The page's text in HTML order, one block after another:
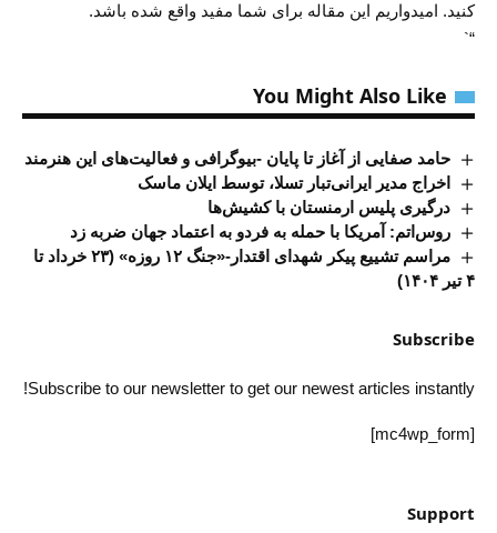
کنید. امیدواریم این مقاله برای شما مفید واقع شده باشد.
“`
You Might Also Like
حامد صفایی از آغاز تا پایان -بیوگرافی و فعالیت‌های این هنرمند
اخراج مدیر ایرانی‌تبار تسلا، توسط ایلان ماسک
درگیری پلیس ارمنستان با کشیش‌ها
روس‌اتم: آمریکا با حمله به فردو به اعتماد جهان ضربه زد
مراسم تشییع پیکر شهدای اقتدار-«جنگ ۱۲ روزه» (۲۳ خرداد تا
۴ تیر ۱۴۰۴)
Subscribe
Subscribe to our newsletter to get our newest articles instantly!
[mc4wp_form]
Support